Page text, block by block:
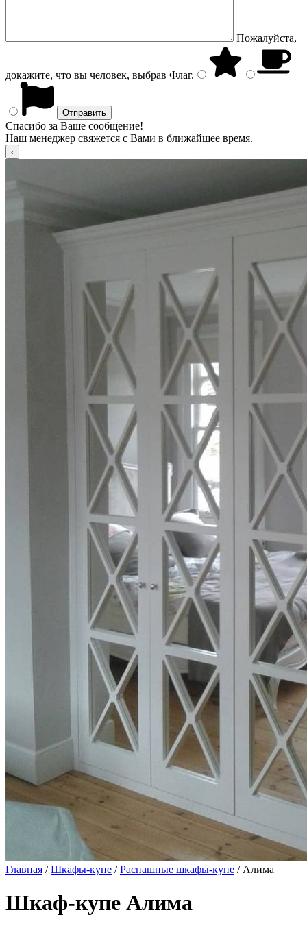
Пожалуйста,
докажите, что вы человек, выбрав Флаг.
Спасибо за Ваше сообщение!
Наш менеджер свяжется с Вами в ближайшее время.
Главная /Шкафы-купе /Распашные шкафы-купе / Алима
Шкаф-купе Алима